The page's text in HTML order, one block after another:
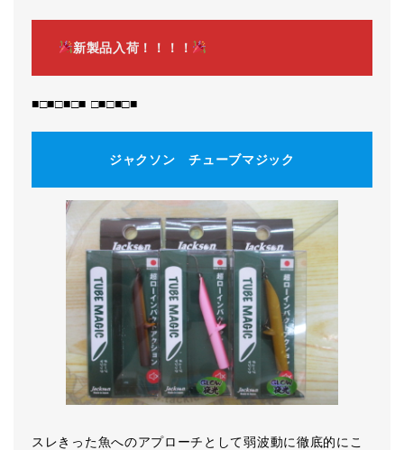
新製品入荷！！！！
■□■□■□■ □■□■□■
ジャクソン チューブマジック
スレきった魚へのアプローチとして弱波動に徹底的にこ